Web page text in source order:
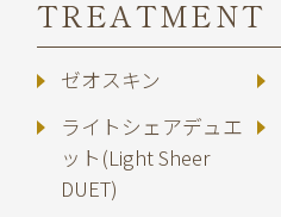
TREATMENT
ゼオスキン
ライトシェアデュエ
ット(Light Sheer
DUET)